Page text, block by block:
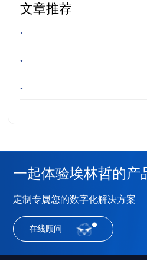
文章推荐
•
•
•
一起体验埃林哲的产
定制专属您的数字化解决方案
在线顾问